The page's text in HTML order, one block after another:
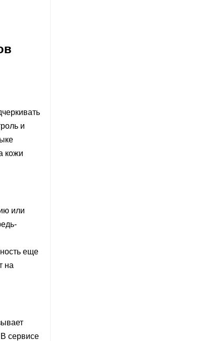
и
кожи
или
еще
на
сервисе